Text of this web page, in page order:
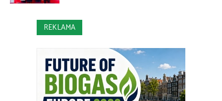
REKLAMA